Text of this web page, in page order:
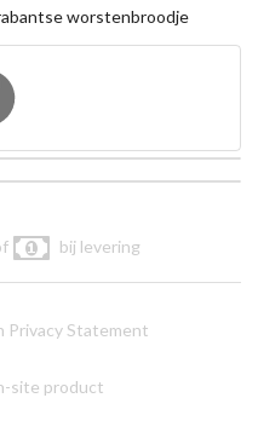
worstenbroodje
bij levering
Privacy Statement
site product